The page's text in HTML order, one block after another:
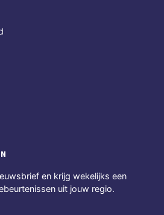
en krijg wekelijks een
uit jouw regio.